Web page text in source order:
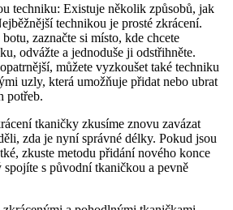
techniku: Existuje několik způsobů, jak
technikou je prosté zkrácení.
⁣zaznačte si místo, kde chcete
odvážte a jednoduše ji odstřihněte.
můžete vyzkoušet ⁤také ⁣techniku
uzly, která umožňuje přidat nebo⁢ ubrat
‌potřeb.
tkaničky zkusíme znovu zavázat
zda je nyní správné délky. Pokud jsou
zkuste metodu přidání nového ⁢konce
spojíte s původní tkaničkou a pevně